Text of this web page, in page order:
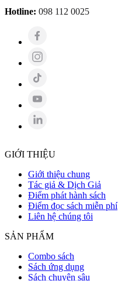
Hotline: 098 112 0025
GIỚI THIỆU
Giới thiệu chung
Tác giả & Dịch Giả
Điểm phát hành sách
Điểm đọc sách miễn phí
Liên hệ chúng tôi
SẢN PHẨM
Combo sách
Sách ứng dụng
Sách chuyên sâu